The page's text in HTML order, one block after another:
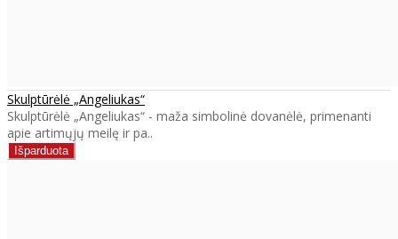
Skulptūrėlė „Angeliukas“
Skulptūrėlė „Angeliukas“ - maža simbolinė dovanėlė, primenanti
apie artimųjų meilę ir pa..